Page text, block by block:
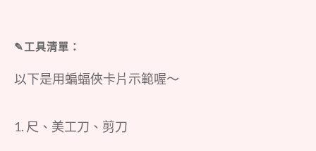
✎工具清單：
以下是用蝙蝠俠卡片示範喔～
1. 尺、美工刀、剪刀